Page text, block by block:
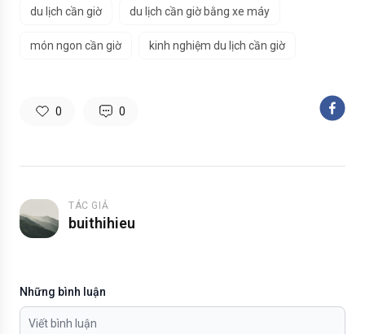
du lịch cần giờ du lịch cần giờ bằng xe máy
món ngon cần giờ kinh nghiệm du lịch cần giờ
0 0
TÁC GIẢ
buithihieu
Những bình luận